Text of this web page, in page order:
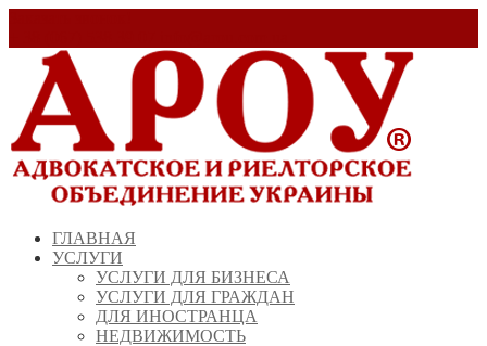
ГЛАВНАЯ
УСЛУГИ
УСЛУГИ ДЛЯ БИЗНЕСА
УСЛУГИ ДЛЯ ГРАЖДАН
ДЛЯ ИНОСТРАНЦА
НЕДВИЖИМОСТЬ